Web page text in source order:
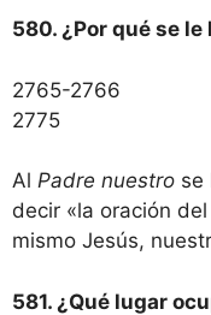
580. ¿Por qué se
2765-2766
2775
Al Padre nuestro se
decir «la oración
mismo Jesús,
581. ¿Qué lugar